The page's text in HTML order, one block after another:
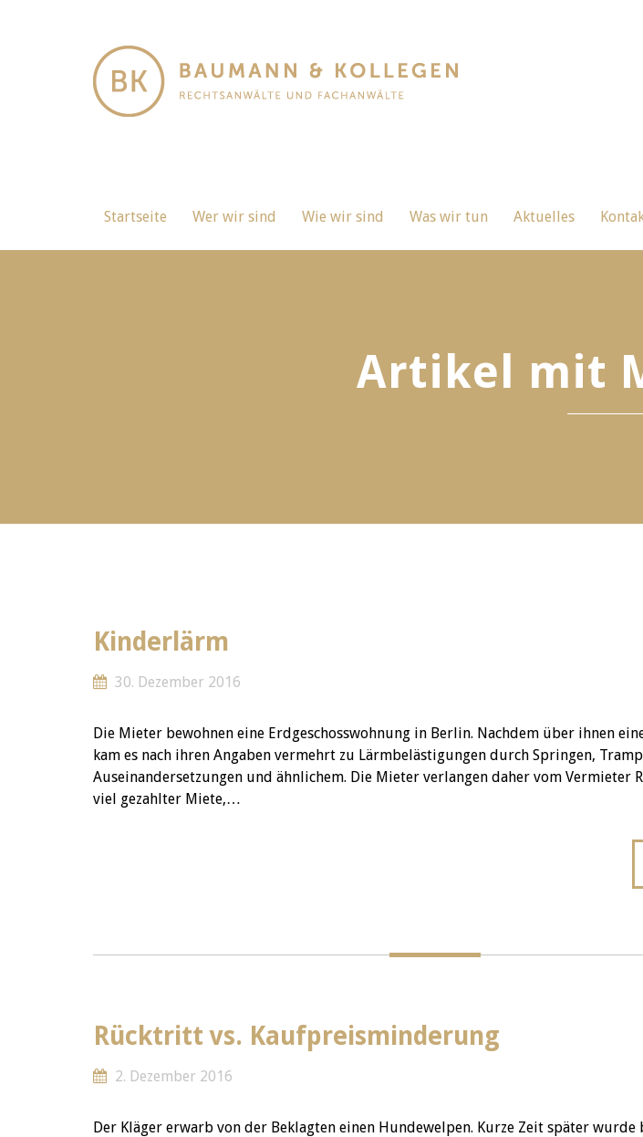
Startseite Wer wir sind Wie wir sind Was wir tun Aktuelles
Artikel mit
Kinderlärm
30. Dezember 2016
Die Mieter bewohnen eine Erdgeschosswohnung in Berlin. Nachdem über ihnen
kam es nach ihren Angaben vermehrt zu Lärmbelästigungen durch Springen,
Auseinandersetzungen und ähnlichem. Die Mieter verlangen daher vom Vermieter
viel gezahlter Miete,…
Rücktritt vs. Kaufpreisminderung
2. Dezember 2016
Der Kläger erwarb von der Beklagten einen Hundewelpen. Kurze Zeit später wurde